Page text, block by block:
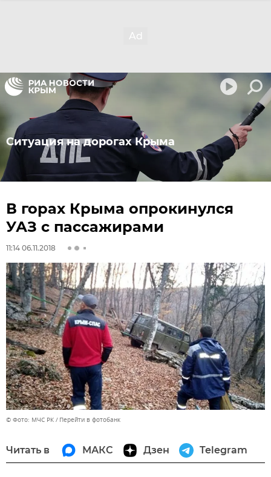
Ситуация на дорогах Крыма
В горах Крыма опрокинулся
УАЗ с пассажирами
11:14 06.11.2018
© Фото: МЧС РК Перейти в фотобанк
Читать в МАКС Дзен Telegram